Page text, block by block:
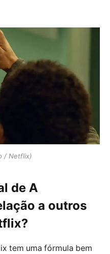
/ Netflix)
de A
a outros
tem uma fórmula bem